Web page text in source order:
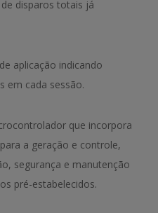
disparos totais já
aplicação indicando
em cada sessão.
que incorpora
a geração e controle,
segurança e manutenção
pré-estabelecidos.